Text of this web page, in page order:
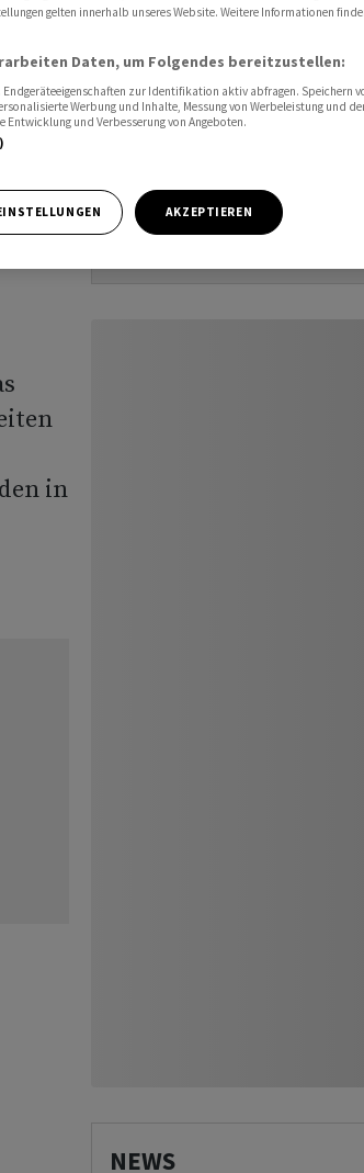
in
NEWS
gelten innerhalb unseres Website. Weitere Informationen
Daten, um Folgendes bereitzustellen:
zur Identifikation aktiv abfragen. Speichern
Werbung und Inhalte, Messung von Werbeleistung und
und Verbesserung von Angeboten.
AKZEPTIEREN